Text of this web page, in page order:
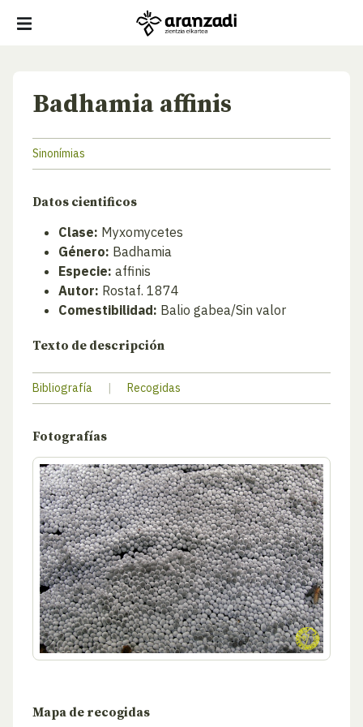
Badhamia affinis
Sinonímias
Datos cientificos
Clase: Myxomycetes
Género: Badhamia
Especie: affinis
Autor: Rostaf. 1874
Comestibilidad: Balio gabea/Sin valor
Texto de descripción
Bibliografía | Recogidas
Fotografías
Mapa de recogidas